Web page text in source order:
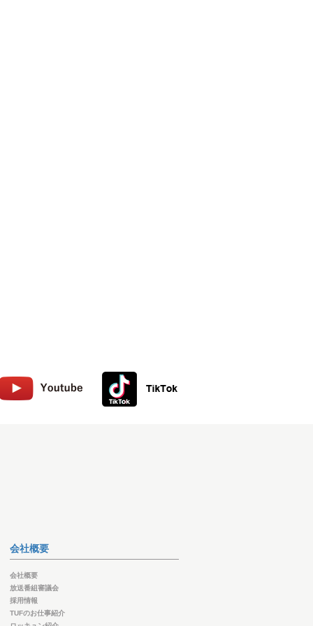
会社概要
会社概要
放送番組審議会
採用情報
TUFのお仕事紹介